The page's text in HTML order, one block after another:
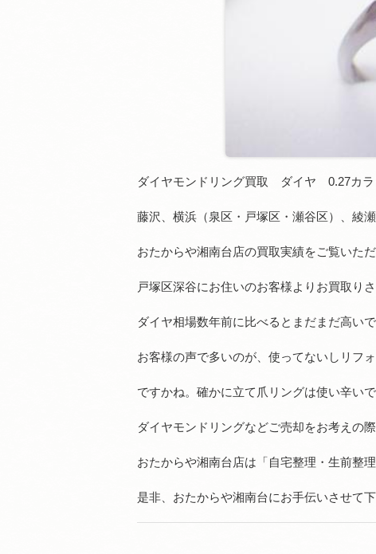
ダイヤモンドリング買取 ダイヤ 0.27カ
藤沢、横浜（泉区・戸塚区・瀬谷区）、綾
おたからや湘南台店の買取実績をご覧いた
戸塚区深谷にお住いのお客様よりお買取り
ダイヤ相場数年前に比べるとまだまだ高いで
お客様の声で多いのが、使ってないしリフ
ですかね。確かに立て爪リングは使い辛い
ダイヤモンドリングなどご売却をお考えの
おたからや湘南台店は「自宅整理・生前整
是非、おたからや湘南台にお手伝いさせて下